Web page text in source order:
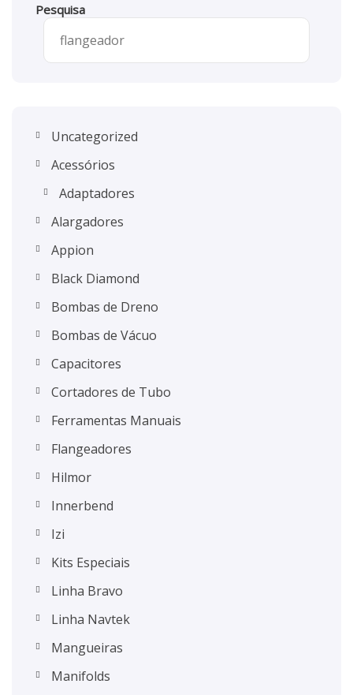
Pesquisa
Uncategorized
Acessórios
Adaptadores
Alargadores
Appion
Black Diamond
Bombas de Dreno
Bombas de Vácuo
Capacitores
Cortadores de Tubo
Ferramentas Manuais
Flangeadores
Hilmor
Innerbend
Izi
Kits Especiais
Linha Bravo
Linha Navtek
Mangueiras
Manifolds